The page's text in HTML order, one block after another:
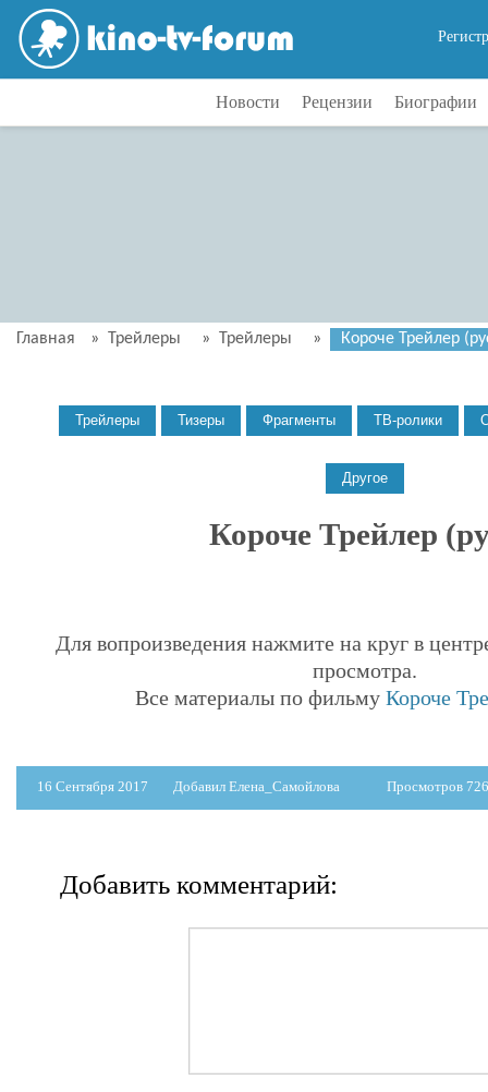
Новости Рецензии Биографии
Главная » Трейлеры » Трейлеры » Короче Трейлер
Короче Трейлер
Для вопроизведения нажмите на круг в
просмотра.
Все материалы по фильму Короче
16 Сентября 2017 Добавил Елена_Самойлова Просмотров 726
Добавить комментарий: